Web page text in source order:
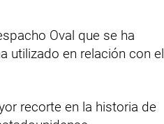
Oval que se ha
utilizado en relación con el
recorte en la historia de